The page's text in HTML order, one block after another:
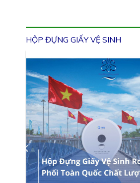
HỘP ĐỰNG GIẤY VỆ SINH